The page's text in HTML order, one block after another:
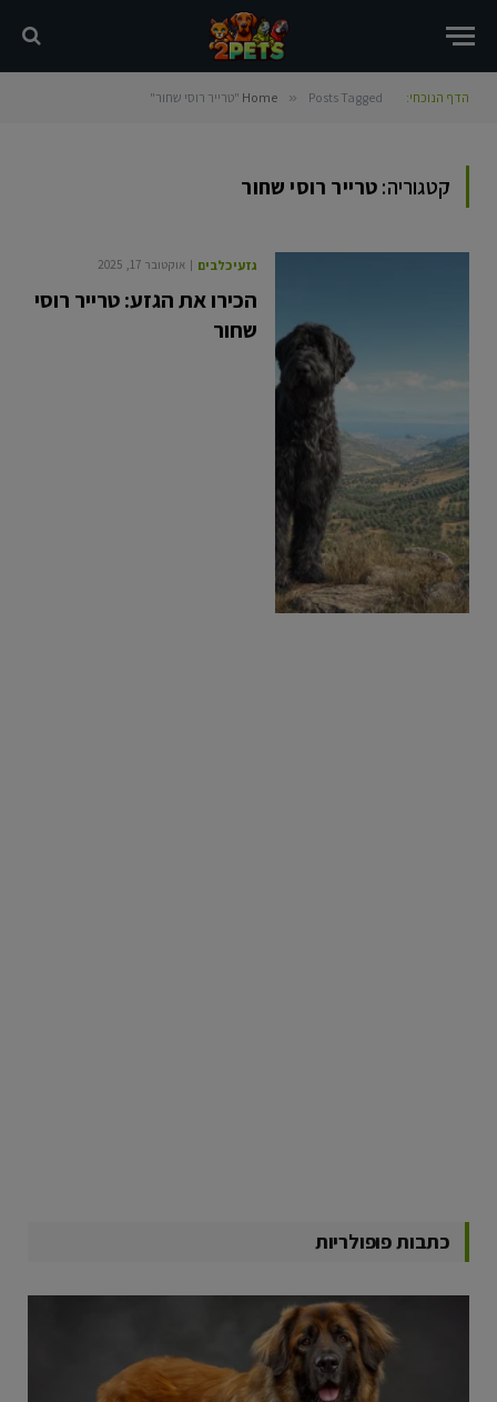
הדף הנוכחי: Home » Posts Tagged "טרייר רוסי שחור"
קטגוריה: טרייר רוסי שחור
גזעי כלבים אוקטובר 17, 2025
הכירו את הגזע: טרייר רוסי
שחור
כתבות פופולריות